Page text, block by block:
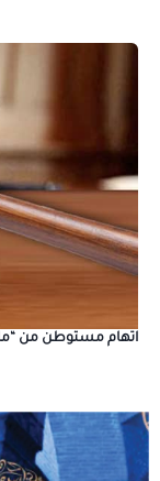
اتهام مستوطن من